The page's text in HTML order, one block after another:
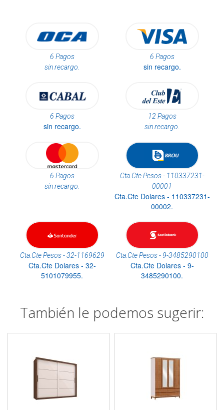
6 Pagos
sin recargo.
6 Pagos
sin recargo.
6 Pagos
sin recargo.
12 Pagos
sin recargo.
6 Pagos
sin recargo.
Cta.Cte Pesos - 110337231-
00001
Cta.Cte Dolares - 110337231-
00002.
Cta.Cte Pesos - 32-1169629
Cta.Cte Dolares - 32-
5101079955.
Cta.Cte Pesos - 9-3485290100
Cta.Cte Dolares - 9-
3485290100.
También le podemos sugerir: